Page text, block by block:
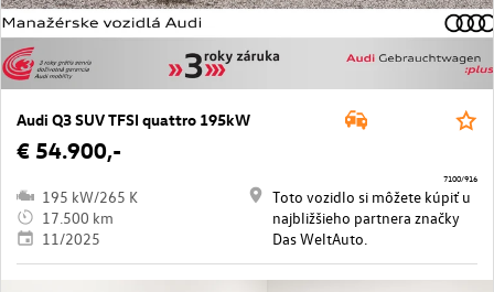
Audi Q3 SUV TFSI quattro 195kW
€ 54.900,-
195 kW/265 K
17.500 km
11/2025
Toto vozidlo si môžete kúpiť u
najbližšieho partnera značky
Das WeltAuto.
7100/916